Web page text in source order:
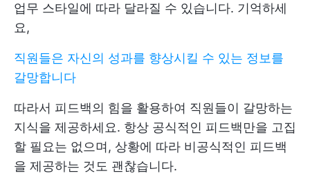
업무 스타일에 따라 달라질 수 있습니다. 기억하세
요,
직원들은 자신의 성과를 향상시킬 수 있는 정보를
갈망합니다
따라서 피드백의 힘을 활용하여 직원들이 갈망하는
지식을 제공하세요. 항상 공식적인 피드백만을 고집
할 필요는 없으며, 상황에 따라 비공식적인 피드백
을 제공하는 것도 괜찮습니다.